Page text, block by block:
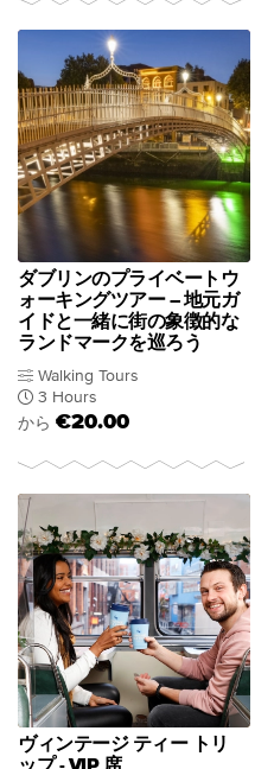
ダブリンのプライベートウ
ォーキングツアー – 地元ガ
イドと一緒に街の象徴的な
ランドマークを巡ろう
Walking Tours
3 Hours
から €20.00
ヴィンテージ ティー トリ
ップ - VIP 席